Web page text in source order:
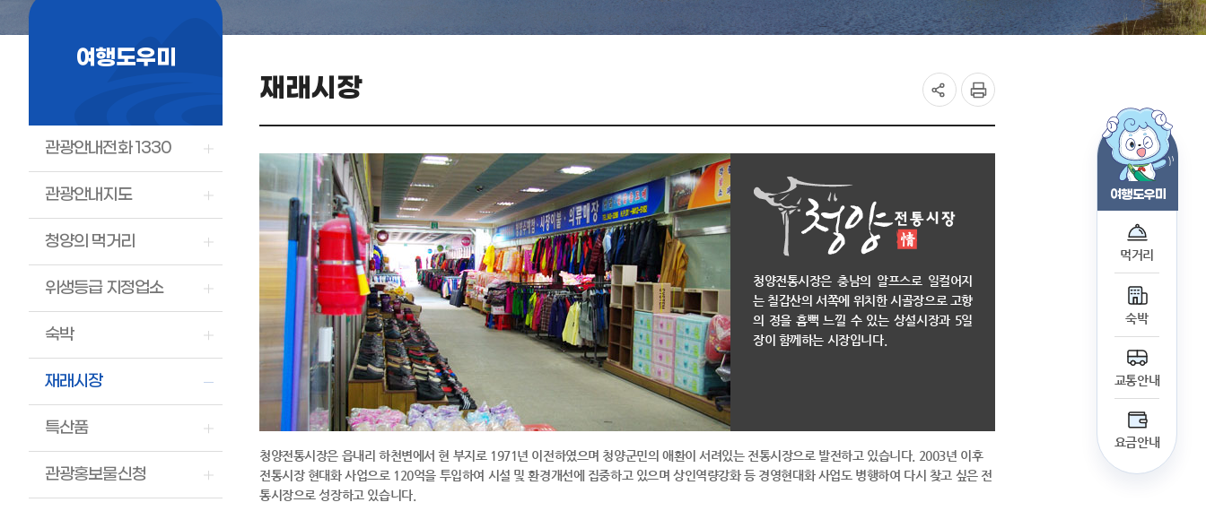
목재문화·자연사 체험관
민속문화유산
관광홍보물신청
문화관광해설사
무장애 관광지 안내
,
남
을
추
억
여행도우미
관광안내전화 1330
관광안내지도
청양의 먹거리
위생등급 지정업소
숙박
재래시장
특산품
관광홍보물신청
재래시장
청양전통시장은 충남의 알프스로 일컬어지
는 칠갑산의 서쪽에 위치한 시골장으로 고향
의 정을 흠뻑 느낄 수 있는 상설시장과 5일
장이 함께하는 시장입니다.
청양전통시장은 읍내리 하천변에서 현 부지로 1971년 이전하였으며 청양군민의 애환이 서려있는 전통시장으로 발전하고 있습니다. 2003년 이후
전통시장 현대화 사업으로 120억을 투입하여 시설 및 환경개선에 집중하고 있으며 상인역량강화 등 경영현대화 사업도 병행하여 다시 찾고 싶은 전
통시장으로 성장하고 있습니다.
여행도우미
먹거리
숙박
교통안내
요금안내